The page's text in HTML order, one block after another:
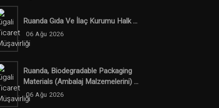
Ruanda Gıda Ve İlaç Kurumu Halk ...
06 Ağu 2026
Ruanda, Biodegradable Packaging
Materials (ambalaj Malzemelerini) ...
06 Ağu 2026